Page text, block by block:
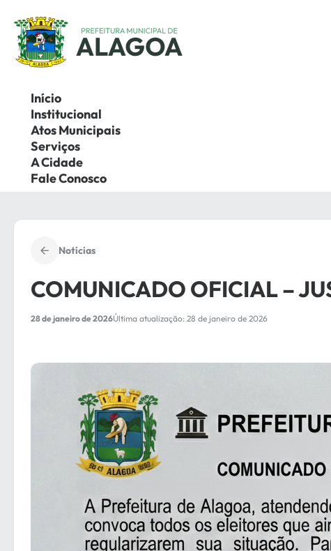
para
conteúdo
Início
Institucional
Atos Municipais
Serviços
A Cidade
Fale Conosco
Notícias
COMUNICADO OFICIAL –
28 de janeiro de 2026Última atualização: 28 de janeiro de 2026